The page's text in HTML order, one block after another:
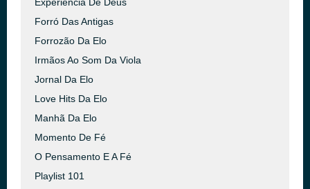
Forró Das Antigas
Forrozão Da Elo
Irmãos Ao Som Da Viola
Jornal Da Elo
Love Hits Da Elo
Manhã Da Elo
Momento De Fé
O Pensamento E A Fé
Playlist 101